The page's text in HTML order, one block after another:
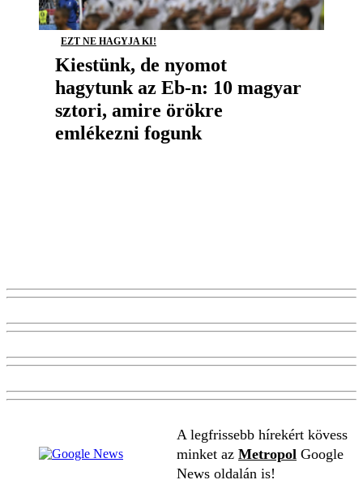
EZT NE HAGYJA KI!
Kiestünk, de nyomot
hagytunk az Eb-n: 10 magyar
sztori, amire örökre
emlékezni fogunk
A legfrissebb hírekért kövess
minket az Metropol Google
News oldalán is!